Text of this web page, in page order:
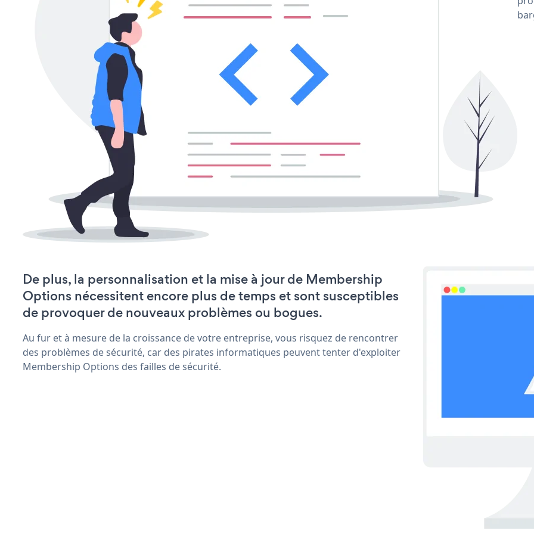
De plus, la personnalisation et la mise à jour de Membership
Options nécessitent encore plus de temps et sont susceptibles
de provoquer de nouveaux problèmes ou bogues.
Au fur et à mesure de la croissance de votre entreprise, vous risquez de rencontrer
des problèmes de sécurité, car des pirates informatiques peuvent tenter d'exploiter
Membership Options des failles de sécurité.